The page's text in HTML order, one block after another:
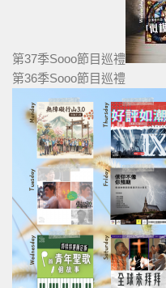
第37季Sooo節目巡禮
第36季Sooo節目巡禮